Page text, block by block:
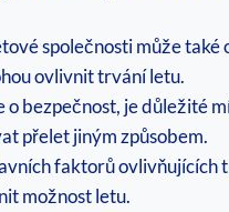
společnosti může
ovlivnit trvání letu.
o bezpečnost, je důležité
přelet jiným způsobem.
faktorů
možnost letu.